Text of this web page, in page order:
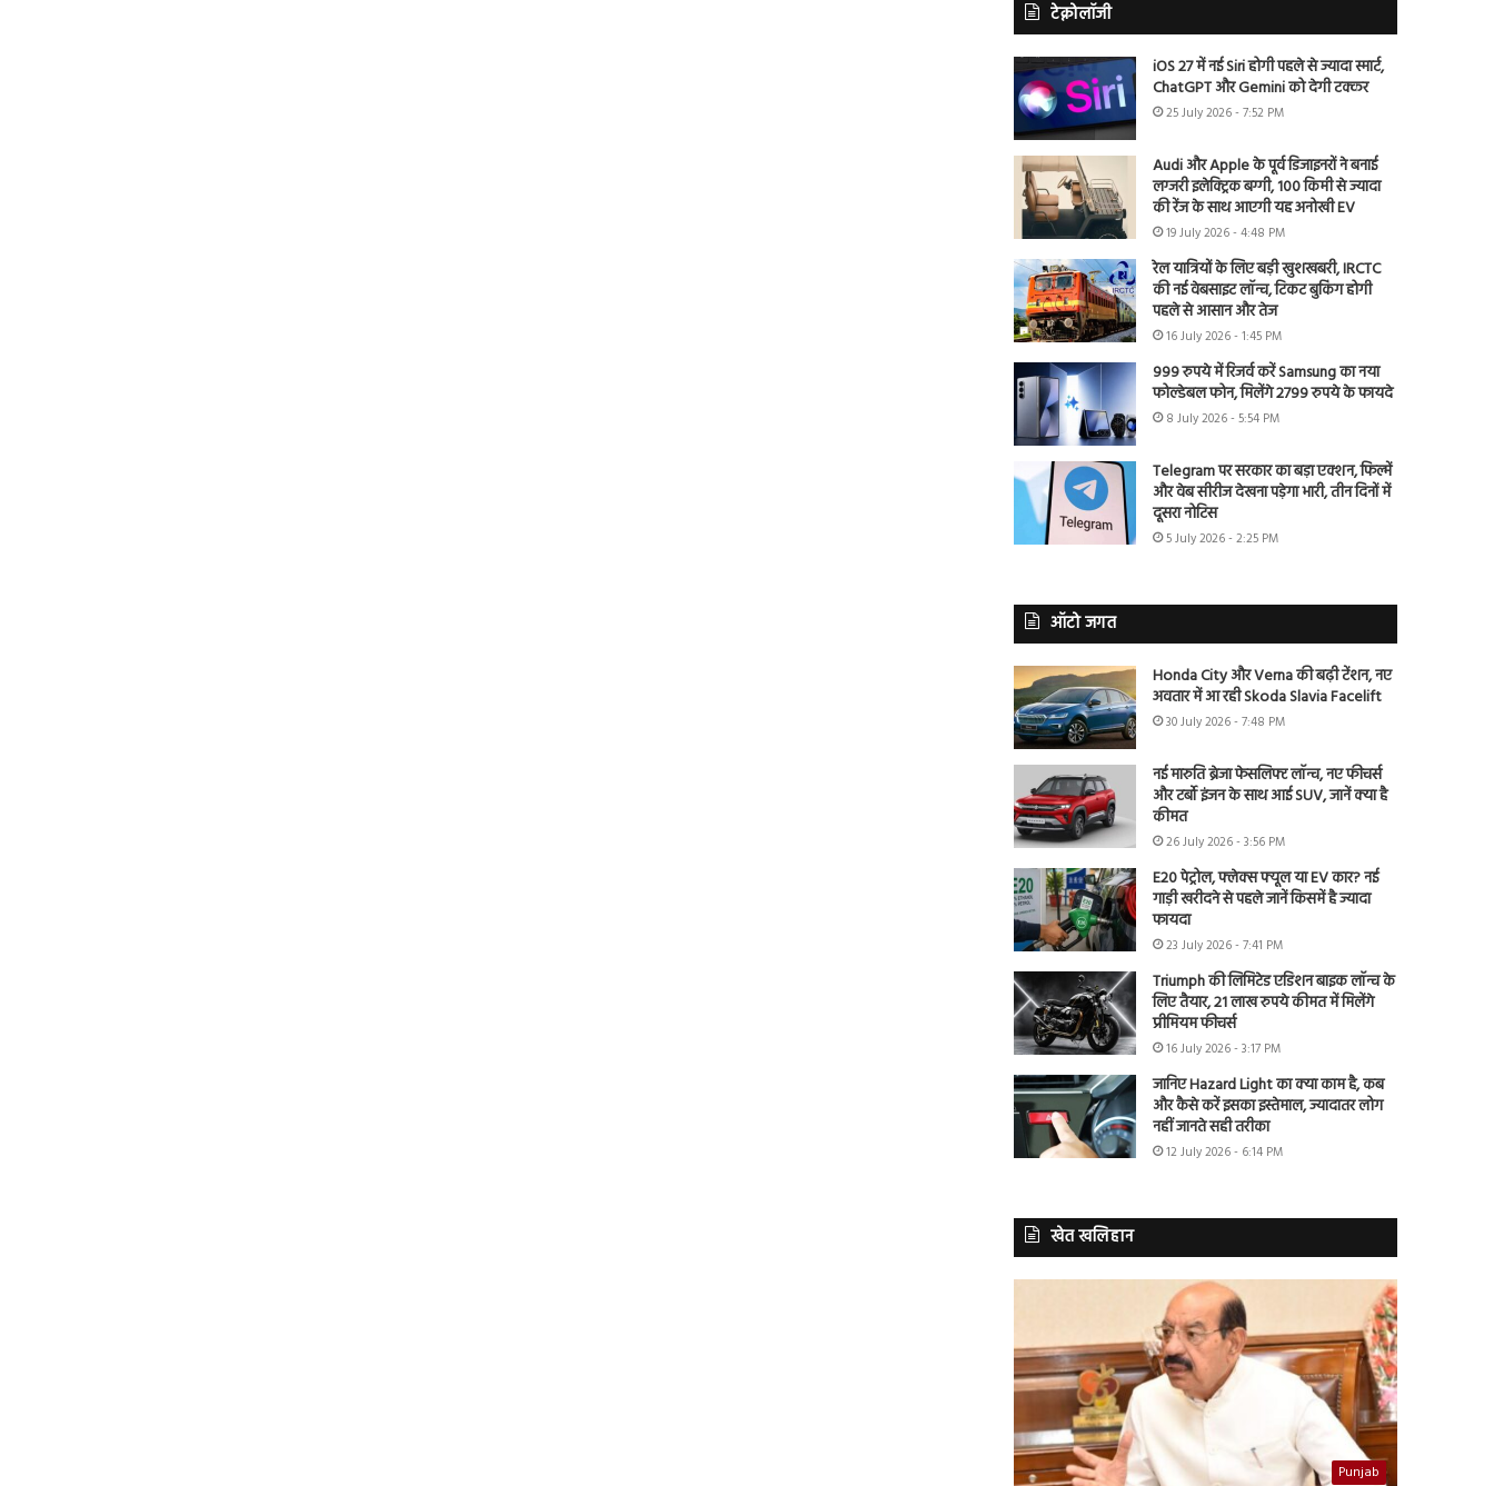
टेक्नोलॉजी
iOS 27 में नई Siri होगी पहले से ज्यादा स्मार्ट,
ChatGPT और Gemini को देगी टक्कर
25 July 2026 - 7:52 PM
Audi और Apple के पूर्व डिजाइनरों ने बनाई
लग्जरी इलेक्ट्रिक बग्गी, 100 किमी से ज्यादा
की रेंज के साथ आएगी यह अनोखी EV
19 July 2026 - 4:48 PM
रेल यात्रियों के लिए बड़ी खुशखबरी, IRCTC
की नई वेबसाइट लॉन्च, टिकट बुकिंग होगी
पहले से आसान और तेज
16 July 2026 - 1:45 PM
999 रुपये में रिजर्व करें Samsung का नया
फोल्डेबल फोन, मिलेंगे 2799 रुपये के फायदे
8 July 2026 - 5:54 PM
Telegram पर सरकार का बड़ा एक्शन, फिल्में
और वेब सीरीज देखना पड़ेगा भारी, तीन दिनों में
दूसरा नोटिस
5 July 2026 - 2:25 PM
ऑटो जगत
Honda City और Verna की बढ़ी टेंशन, नए
अवतार में आ रही Skoda Slavia Facelift
30 July 2026 - 7:48 PM
नई मारुति ब्रेजा फेसलिफ्ट लॉन्च, नए फीचर्स
और टर्बो इंजन के साथ आई SUV, जानें क्या है
कीमत
26 July 2026 - 3:56 PM
E20 पेट्रोल, फ्लेक्स फ्यूल या EV कार? नई
गाड़ी खरीदने से पहले जानें किसमें है ज्यादा
फायदा
23 July 2026 - 7:41 PM
Triumph की लिमिटेड एडिशन बाइक लॉन्च के
लिए तैयार, 21 लाख रुपये कीमत में मिलेंगे
प्रीमियम फीचर्स
16 July 2026 - 3:17 PM
जानिए Hazard Light का क्या काम है, कब
और कैसे करें इसका इस्तेमाल, ज्यादातर लोग
नहीं जानते सही तरीका
12 July 2026 - 6:14 PM
खेत खलिहान
Punjab